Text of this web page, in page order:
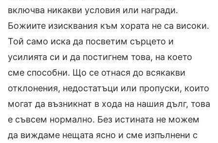
включва никакви условия или награди.
Божиите изисквания към хората не са високи.
Той само иска да посветим сърцето и
усилията си и да постигнем това, на което
сме способни. Що се отнася до всякакви
отклонения, недостатъци или пропуски, които
могат да възникнат в хода на нашия дълг, това
е съвсем нормално. Без истината не можем
да виждаме нещата ясно и сме изпълнени с